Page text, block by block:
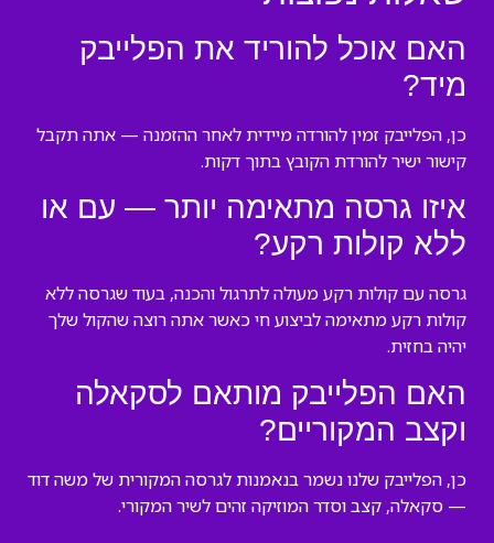
האם אוכל להוריד את הפלייבק
מיד?
כן, הפלייבק זמין להורדה מיידית לאחר ההזמנה — אתה תקבל
קישור ישיר להורדת הקובץ בתוך דקות.
איזו גרסה מתאימה יותר — עם או
ללא קולות רקע?
גרסה עם קולות רקע מעולה לתרגול והכנה, בעוד שגרסה ללא
קולות רקע מתאימה לביצוע חי כאשר אתה רוצה שהקול שלך
יהיה בחזית.
האם הפלייבק מותאם לסקאלה
וקצב המקוריים?
כן, הפלייבק שלנו נשמר בנאמנות לגרסה המקורית של משה דוד
— סקאלה, קצב וסדר המוזיקה זהים לשיר המקורי.